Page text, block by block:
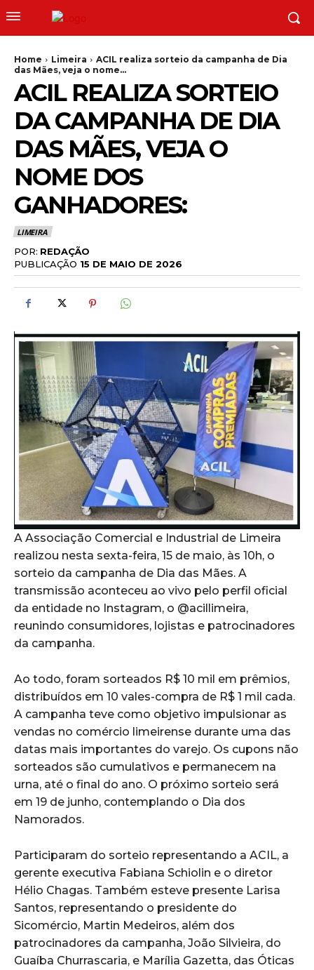
Home Limeira
ACIL realiza sorteio da campanha de Dia
das Mães, veja o nome...
ACIL REALIZA SORTEIO
DA CAMPANHA DE DIA
DAS MÃES, VEJA O
NOME DOS
GANHADORES:
LIMEIRA
POR: REDAÇÃO
PUBLICAÇÃO 15 DE MAIO DE 2026
A Associação Comercial e Industrial de Limeira
realizou nesta sexta-feira, 15 de maio, às 10h, o
sorteio da campanha de Dia das Mães. A
transmissão aconteceu ao vivo pelo perfil oficial
da entidade no Instagram, o @acillimeira,
reunindo consumidores, lojistas e patrocinadores
da campanha.
Ao todo, foram sorteados R$ 10 mil em prêmios,
distribuídos em 10 vales-compra de R$ 1 mil cada.
A campanha teve como objetivo impulsionar as
vendas no comércio limeirense durante uma das
datas mais importantes do varejo. Os cupons não
sorteados são cumulativos e permanecem na
urna, até o final do ano. O próximo sorteio será
em 19 de junho, contemplando o Dia dos
Namorados.
Participaram do sorteio representando a ACIL, a
gerente executiva Fabiana Schiolin e o diretor
Hélio Chagas. Também esteve presente Larisa
Santos, representando o presidente do
Sicomércio, Martin Medeiros, além dos
patrocinadores da campanha, João Silvieira, do
Guaíba Churrascaria, e Marília Gazetta, das Óticas